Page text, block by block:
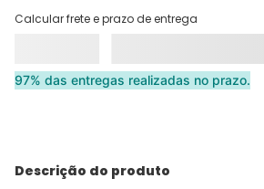
Calcular frete e prazo de entrega
97% das entregas realizadas no prazo.
Descrição do produto